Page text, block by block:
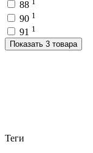
88
90 1
91 1
Показать 3 товара
Теги